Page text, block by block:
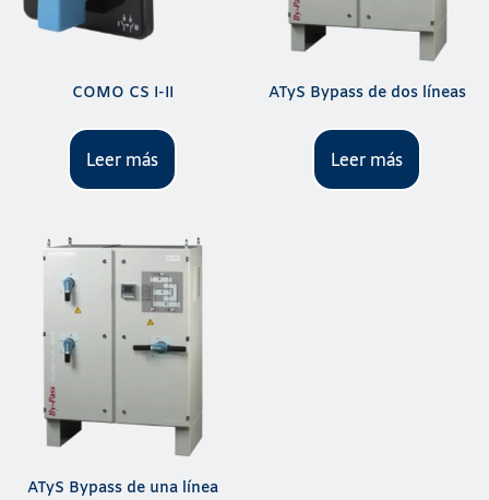
COMO CS I-II
Leer más
ATyS Bypass de dos líneas
Leer más
ATyS Bypass de una línea